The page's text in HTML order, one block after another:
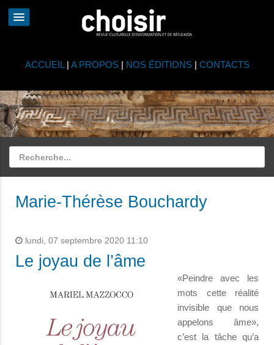
ACCUEIL | A PROPOS| NOS ÉDITIONS| CONTACTS
Marie-Thérèse Bouchardy
lundi, 07 septembre 2020 11:10
Le joyau de l’âme
«Peindre avec les
mots cette réalité
invisible que nous
appelons âme»,
c’est la tâche qu’a